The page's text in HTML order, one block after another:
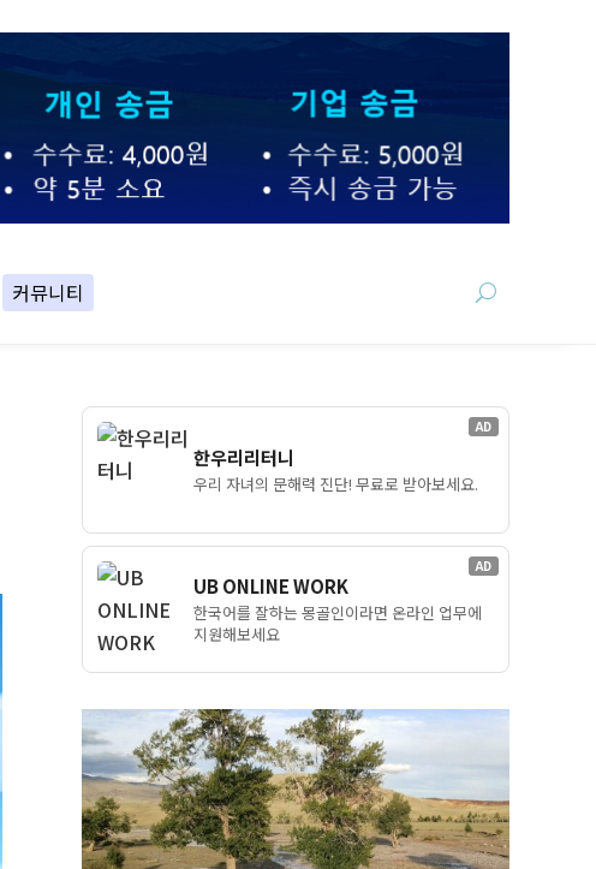
커뮤니티
AD
한우리리터니
우리 자녀의 문해력 진단! 무료로 받아보세요.
AD
UB ONLINE WORK
한국어를 잘하는 몽골인이라면 온라인 업무에
지원해보세요